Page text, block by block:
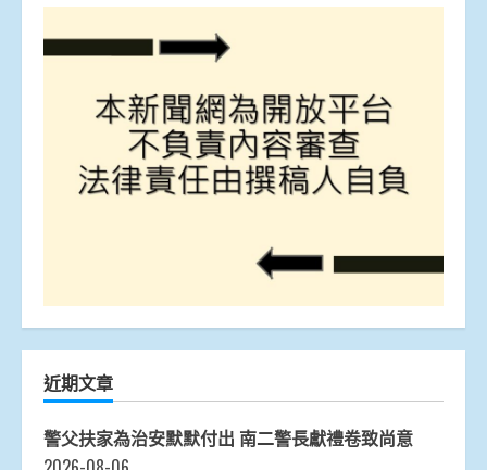
近期文章
警父扶家為治安默默付出 南二警長獻禮卷致尚意